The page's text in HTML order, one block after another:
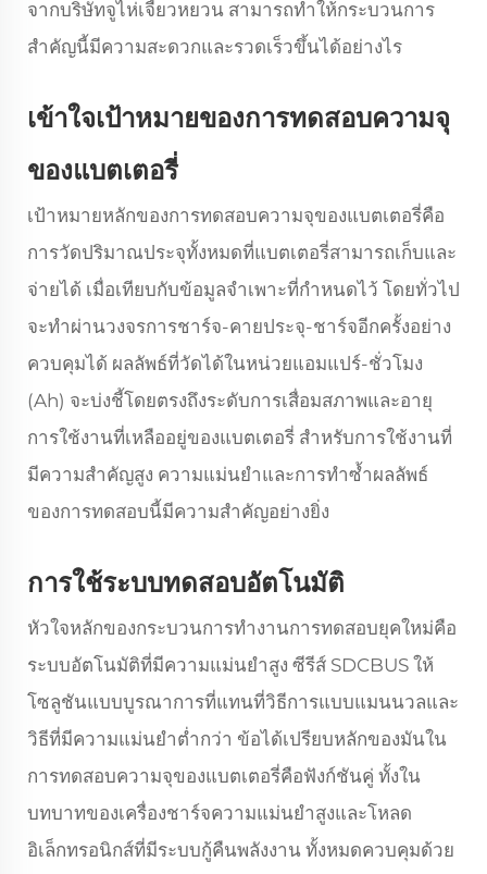
จากบริษัทจูไห่เจี้ยวหยวน สามารถทำให้กระบวนการ
สำคัญนี้มีความสะดวกและรวดเร็วขึ้นได้อย่างไร
เข้าใจเป้าหมายของการทดสอบความจุ
ของแบตเตอรี่
เป้าหมายหลักของการทดสอบความจุของแบตเตอรี่คือ
การวัดปริมาณประจุทั้งหมดที่แบตเตอรี่สามารถเก็บและ
จ่ายได้ เมื่อเทียบกับข้อมูลจำเพาะที่กำหนดไว้ โดยทั่วไป
จะทำผ่านวงจรการชาร์จ-คายประจุ-ชาร์จอีกครั้งอย่าง
ควบคุมได้ ผลลัพธ์ที่วัดได้ในหน่วยแอมแปร์-ชั่วโมง
(Ah) จะบ่งชี้โดยตรงถึงระดับการเสื่อมสภาพและอายุ
การใช้งานที่เหลืออยู่ของแบตเตอรี่ สำหรับการใช้งานที่
มีความสำคัญสูง ความแม่นยำและการทำซ้ำผลลัพธ์
ของการทดสอบนี้มีความสำคัญอย่างยิ่ง
การใช้ระบบทดสอบอัตโนมัติ
หัวใจหลักของกระบวนการทำงานการทดสอบยุคใหม่คือ
ระบบอัตโนมัติที่มีความแม่นยำสูง ซีรีส์ SDCBUS ให้
โซลูชันแบบบูรณาการที่แทนที่วิธีการแบบแมนนวลและ
วิธีที่มีความแม่นยำต่ำกว่า ข้อได้เปรียบหลักของมันใน
การทดสอบความจุของแบตเตอรี่คือฟังก์ชันคู่ ทั้งใน
บทบาทของเครื่องชาร์จความแม่นยำสูงและโหลด
อิเล็กทรอนิกส์ที่มีระบบกู้คืนพลังงาน ทั้งหมดควบคุมด้วย